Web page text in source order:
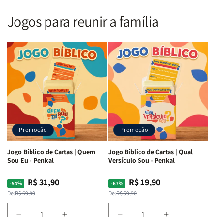
Almeida
Letra
Média
Full
Color
Brochura
Rei
Leão
Almeida
Letra
Média
&amp;
Full
Color
|
Brochura
|
Rei
Leão
PPM
|
|
Full
Color
Capa
Dura
Harpa
|
-
Cruz
Laranja
|
Full
Color
|
Capa
Dura
Harpa
|
-
Cruz
Laranja
Jogos para reunir a família
Promoção
Jogo Bíblico de Cartas | Quem
Sou Eu - Penkal
-54%
Preço
normal
De:R$ 69,90
Preço
promocional
R$ 31,90
Promoção
Jogo Bíblico de Cartas | Qual
Versículo Sou - Penkal
-67%
Preço
normal
De:R$ 59,90
Preço
promocional
R$ 19,90